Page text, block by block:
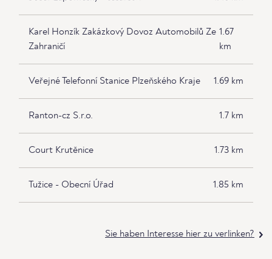
Karel Honzík Zakázkový Dovoz Automobilů Ze
Zahraničí
1.67
km
Veřejné Telefonní Stanice Plzeňského Kraje 1.69 km
Ranton-cz S.r.o. 1.7 km
Court Krutěnice 1.73 km
Tužice - Obecní Úřad 1.85 km
Sie haben Interesse hier zu verlinken?